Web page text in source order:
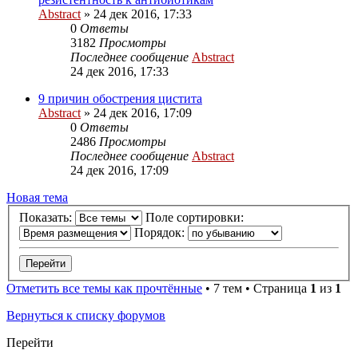
Abstract » 24 дек 2016, 17:33
0 Ответы
3182 Просмотры
Последнее сообщение Abstract
24 дек 2016, 17:33
9 причин обострения цистита
Abstract » 24 дек 2016, 17:09
0 Ответы
2486 Просмотры
Последнее сообщение Abstract
24 дек 2016, 17:09
Новая тема
Показать:
Поле сортировки:
Порядок:
Отметить все темы как прочтённые • 7 тем • Страница 1 из 1
Вернуться к списку форумов
Перейти